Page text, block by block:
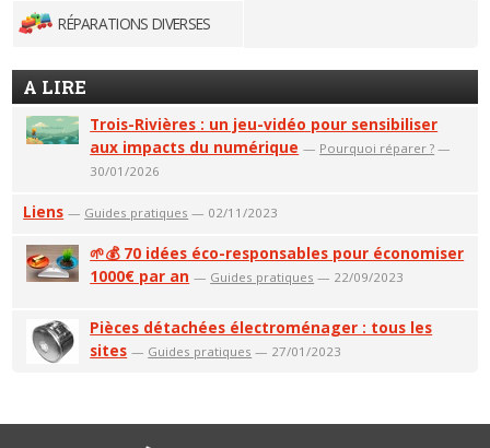
RÉPARATIONS DIVERSES
A LIRE
Trois-Rivières : un jeu-vidéo pour sensibiliser
aux impacts du numérique — Pourquoi réparer ? —
30/01/2026
Liens — Guides pratiques — 02/11/2023
🌱💰 70 idées éco-responsables pour économiser
1000€ par an — Guides pratiques — 22/09/2023
Pièces détachées électroménager : tous les
sites — Guides pratiques — 27/01/2023